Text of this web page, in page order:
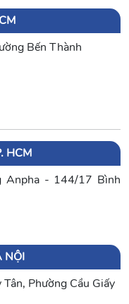
Bến Thành
HCM
Anpha - 144/17 Bình
NỘI
Phường Cầu Giấy